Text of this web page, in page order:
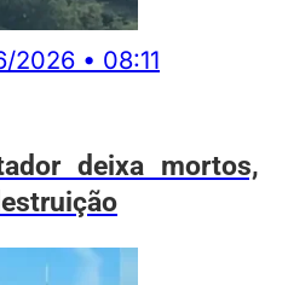
2026 • 08:11
deixa mortos,